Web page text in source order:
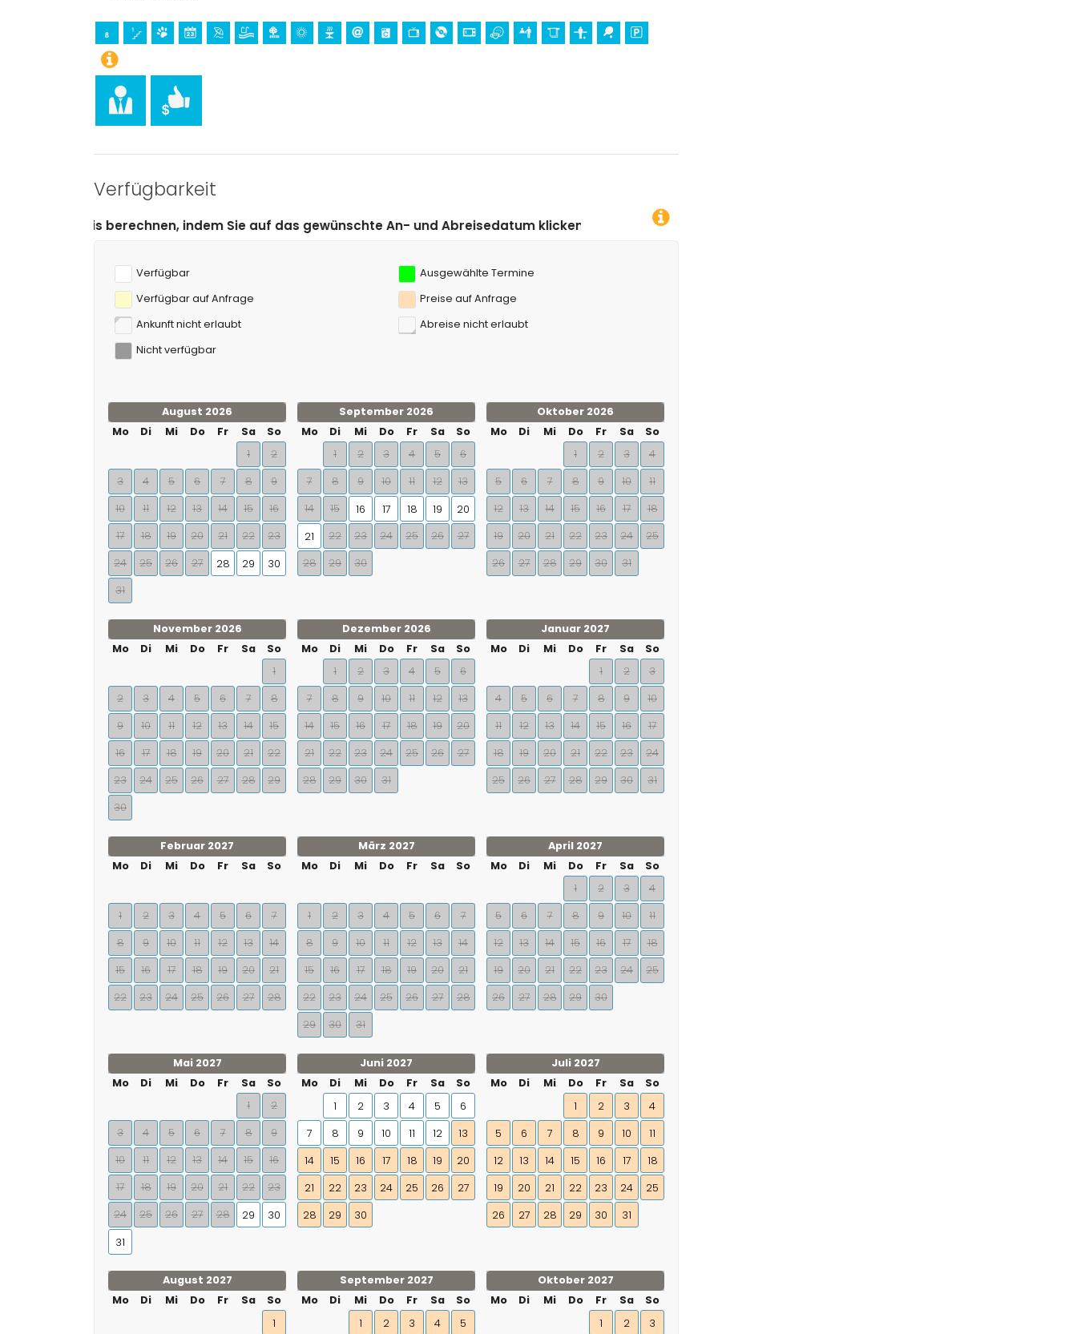
Verfügbarkeit
indem Sie auf das gewünschte An- und Abreisedatum klicken!
Verfügbar
Ausgewählte Termine
Verfügbar auf Anfrage
Preise auf Anfrage
Ankunft nicht erlaubt
Abreise nicht erlaubt
Nicht verfügbar
August 2026
Mo
Di Mi Do Fr Sa
So
1
2
3
4 5 6 7 8
9
10
11 12 13 14 15
16
17
18 19 20 21 22
23
24
25 26 27 28 29
30
31
September 2026
Mo
Di Mi Do Fr Sa
So
1
2 3 4 5
6
7
8 9 10 11 12
13
14
15 16 17 18 19
20
21
22 23 24 25 26
27
28
29 30
Oktober 2026
Mo
Di Mi Do Fr Sa
So
1
2 3
4
5
6 7 8 9 10
11
12
13 14 15 16 17
18
19
20 21 22 23 24
25
26
27 28 29 30 31
November 2026
Mo
Di Mi Do Fr Sa
So
1
2
3 4 5 6 7
8
9
10 11 12 13 14
15
16
17 18 19 20 21
22
23
24 25 26 27 28
29
30
Dezember 2026
Mo
Di Mi Do Fr Sa
So
1
2 3 4 5
6
7
8 9 10 11 12
13
14
15 16 17 18 19
20
21
22 23 24 25 26
27
28
29 30 31
Januar 2027
Mo
Di Mi Do Fr Sa
So
1
2
3
4
5 6 7 8 9
10
11
12 13 14 15 16
17
18
19 20 21 22 23
24
25
26 27 28 29 30 31
Februar 2027
Mo
Di Mi Do Fr Sa So
1 2 3 4 5 6
7
8
9 10 11 12 13
14
15
16 17 18 19 20
21
22
23 24 25 26 27 28
März 2027
Mo
Di Mi Do Fr Sa So
1 2 3 4 5 6
7
8
9 10 11 12 13
14
15
16 17 18 19 20
21
22
23 24 25 26 27
28
29
30 31
April 2027
Mo
Di Mi Do Fr Sa
So
1
2 3
4
5
6 7 8 9 10
11
12
13 14 15 16 17
18
19
20 21 22 23 24
25
26
27 28 29 30
Mai 2027
Mo
Di Mi Do Fr Sa
So
1
2
3
4 5 6 7 8
9
10
11 12 13 14 15
16
17
18 19 20 21 22
23
24
25 26 27 28 29
30
31
Juni 2027
Mo
Di Mi Do Fr Sa
So
1
2 3 4 5
6
7
8 9 10 11 12
13
14
15 16 17 18 19
20
21
22 23 24 25 26
27
28
29 30
Juli 2027
Mo
Di Mi Do Fr Sa
So
1
2 3
4
5
6 7 8 9 10
11
12
13 14 15 16 17
18
19
20 21 22 23 24
25
26
27 28 29 30 31
August 2027
Mo
Di Mi Do Fr Sa
So
1
September 2027
Mo
Di Mi Do Fr Sa
So
1
2 3 4 5
Oktober 2027
Mo
Di Mi Do Fr Sa
So
1
2 3